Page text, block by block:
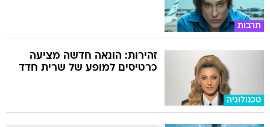
תרבות
טכנולוגיה
זהירות: הונאה חדשה מציעה
כרטיסים למופע של שרית חדד